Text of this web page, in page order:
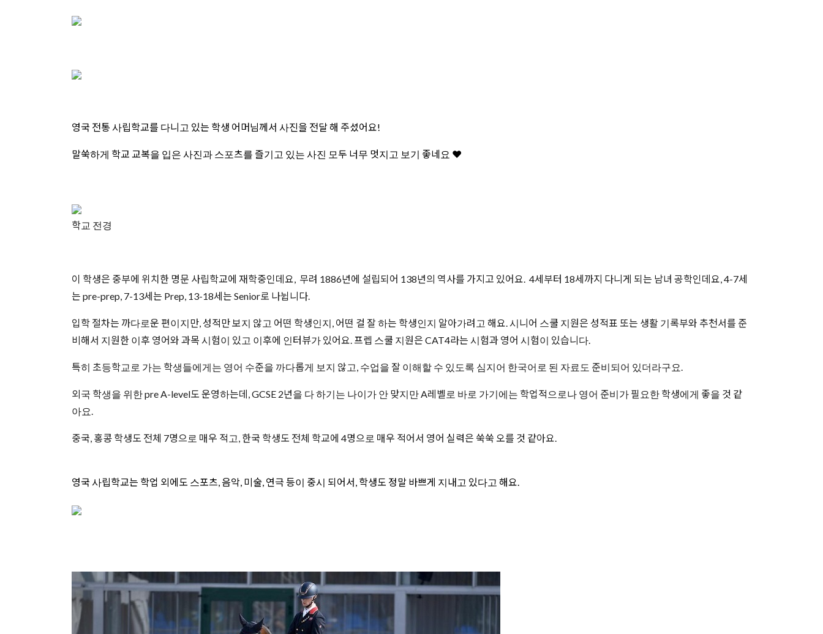
영국 전통 사립학교를 다니고 있는 학생 어머님께서 사진을 전달 해 주셨어요!
말쑥하게 학교 교복을 입은 사진과 스포츠를 즐기고 있는 사진 모두 너무 멋지고 보기 좋네요 ❤
학교 전경
이 학생은 중부에 위치한 명문 사립학교에 재학중인데요, 무려 1886년에 설립되어 138년의 역사를 가지고 있어요. 4세부터 18세까지 다니게 되는 남녀 공학인데요, 4-7세
는 pre-prep, 7-13세는 Prep, 13-18세는 Senior로 나뉩니다.
입학 절차는 까다로운 편이지만, 성적만 보지 않고 어떤 학생인지, 어떤 걸 잘 하는 학생인지 알아가려고 해요. 시니어 스쿨 지원은 성적표 또는 생활 기록부와 추천서를 준
비해서 지원한 이후 영어와 과목 시험이 있고 이후에 인터뷰가 있어요. 프렙 스쿨 지원은 CAT4라는 시험과 영어 시험이 있습니다.
특히 초등학교로 가는 학생들에게는 영어 수준을 까다롭게 보지 않고, 수업을 잘 이해할 수 있도록 심지어 한국어로 된 자료도 준비되어 있더라구요.
외국 학생을 위한 pre A-level도 운영하는데, GCSE 2년을 다 하기는 나이가 안 맞지만 A레벨로 바로 가기에는 학업적으로나 영어 준비가 필요한 학생에게 좋을 것 같
아요.
중국, 홍콩 학생도 전체 7명으로 매우 적고, 한국 학생도 전체 학교에 4명으로 매우 적어서 영어 실력은 쑥쑥 오를 것 같아요.
영국 사립학교는 학업 외에도 스포츠, 음악, 미술, 연극 등이 중시 되어서, 학생도 정말 바쁘게 지내고 있다고 해요.